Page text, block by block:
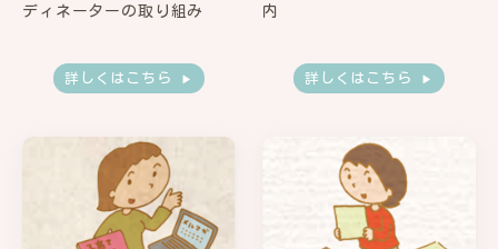
ディネーターの取り組み 内